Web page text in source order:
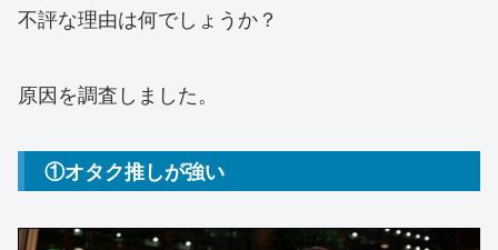
不評な理由は何でしょうか？
原因を調査しました。
①オタク推しが強い